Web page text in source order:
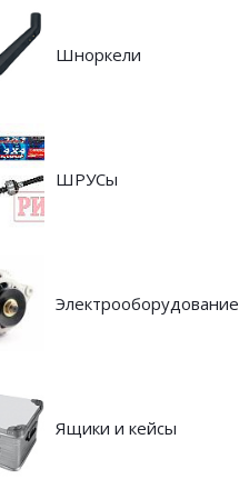
Шноркели
ШРУСы
Электрооборудование
Ящики и кейсы